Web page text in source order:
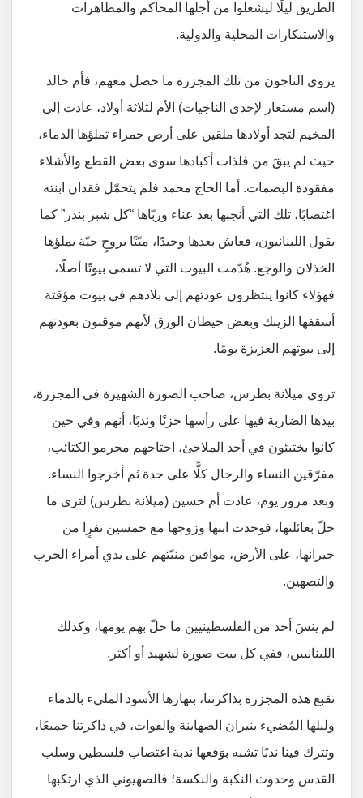
الطريق ليلًا ليشعلوا من أجلها المحاكم والمظاهرات
والاستنكارات المحلية والدولية.
يروي الناجون من تلك المجزرة ما حصل معهم، فأم خالد
(اسم مستعار لإحدى الناجيات) الأم لثلاثة أولاد، عادت إلى
المخيم لتجد أولادها ملقين على أرض حمراء تملؤها الدماء،
حيث لم يبقَ من فلذات أكبادها سوى بعض القطع والأشلاء
مفقودة البصمات. أما الحاج محمد فلم يتحمّل فقدان ابنته
اغتصابًا، تلك التي أنجبها بعد عناء وربّاها “كل شبر بنذر” كما
يقول اللبنانيون، فعاش بعدها وحيدًا، ميّتًا بروحٍ حيّة يملؤها
الخذلان والوجع. هُدّمت البيوت التي لا تسمى بيوتًا أصلًا،
فهؤلاء كانوا ينتظرون عودتهم إلى بلادهم في بيوت مؤقتة
أسقفها الزينك وبعض حيطان الورق لأنهم موقنون بعودتهم
إلى بيوتهم العزيزة يومًا.
تروي ميلانة بطرس، صاحب الصورة الشهيرة في المجزرة،
بيدها الضاربة فيها على رأسها حزنًا وندبًا، أنهم وفي حين
كانوا يختبئون في أحد الملاجئ، اجتاحهم مجرمو الكتائب،
مفرّقين النساء والرجال كلًّا على حدة ثم أخرجوا النساء.
وبعد مرور يوم، عادت أم حسين (ميلانة بطرس) لترى ما
حلّ بعائلتها، فوجدت ابنها وزوجها مع خمسين نفرٍا من
جيرانها، على الأرض، موافين منيّتهم على يدي أمراء الحرب
والتصهين.
لم ينسَ أحد من الفلسطينيين ما حلّ بهم يومها، وكذلك
اللبنانيين، ففي كل بيت صورة لشهيد أو أكثر.
تقبع هذه المجزرة بذاكرتنا، بنهارها الأسود المليء بالدماء
وليلها المُضيء بنيران الصهاينة والقوات، في ذاكرتنا جميعًا،
وتترك فينا ندبًا تشبه بوَقعها ندبة اغتصاب فلسطين وسلب
القدس وحدوث النكبة والنكسة؛ فالصهيوني الذي ارتكبها